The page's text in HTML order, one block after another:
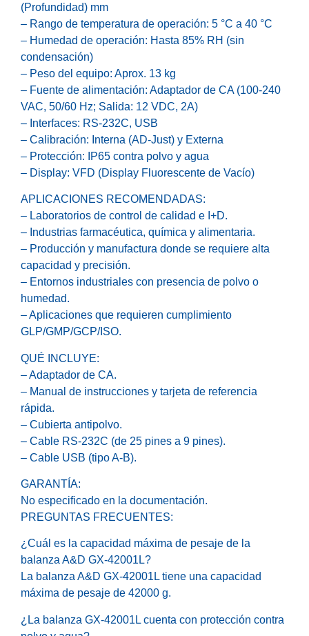
(Profundidad) mm
– Rango de temperatura de operación: 5 °C a 40 °C
– Humedad de operación: Hasta 85% RH (sin
condensación)
– Peso del equipo: Aprox. 13 kg
– Fuente de alimentación: Adaptador de CA (100-240
VAC, 50/60 Hz; Salida: 12 VDC, 2A)
– Interfaces: RS-232C, USB
– Calibración: Interna (AD-Just) y Externa
– Protección: IP65 contra polvo y agua
– Display: VFD (Display Fluorescente de Vacío)
APLICACIONES RECOMENDADAS:
– Laboratorios de control de calidad e I+D.
– Industrias farmacéutica, química y alimentaria.
– Producción y manufactura donde se requiere alta
capacidad y precisión.
– Entornos industriales con presencia de polvo o
humedad.
– Aplicaciones que requieren cumplimiento
GLP/GMP/GCP/ISO.
QUÉ INCLUYE:
– Adaptador de CA.
– Manual de instrucciones y tarjeta de referencia
rápida.
– Cubierta antipolvo.
– Cable RS-232C (de 25 pines a 9 pines).
– Cable USB (tipo A-B).
GARANTÍA:
No especificado en la documentación.
PREGUNTAS FRECUENTES:
¿Cuál es la capacidad máxima de pesaje de la
balanza A&D GX-42001L?
La balanza A&D GX-42001L tiene una capacidad
máxima de pesaje de 42000 g.
¿La balanza GX-42001L cuenta con protección contra